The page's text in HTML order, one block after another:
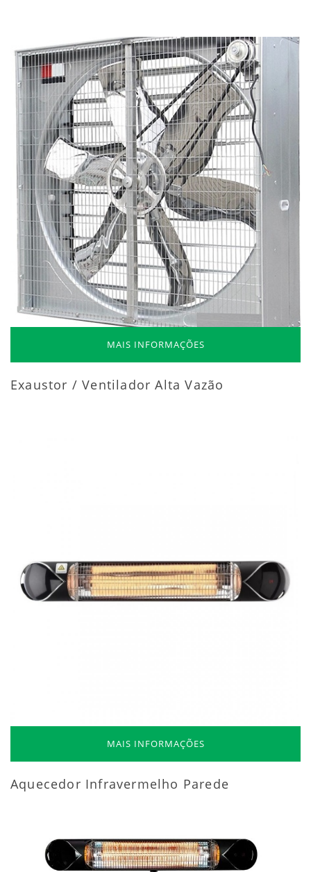
MAIS INFORMAÇÕES
Exaustor / Ventilador Alta Vazão
MAIS INFORMAÇÕES
Aquecedor Infravermelho Parede